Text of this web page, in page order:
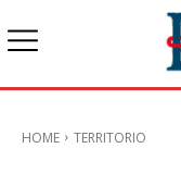
HOME TERRITORIO